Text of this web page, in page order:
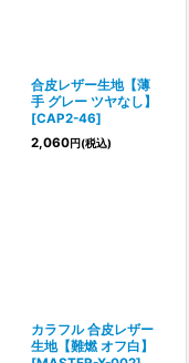
合皮レザー生地【薄
手 グレー ツヤなし】
[CAP2-46]
2,060円(税込)
カラフル 合皮レザー
生地【難燃 オフ白】